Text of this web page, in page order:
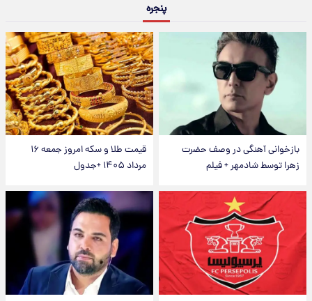
پنجره
بازخوانی آهنگی در وصف حضرت
زهرا توسط شادمهر + فیلم
قیمت طلا و سکه امروز جمعه ۱۶
مرداد ۱۴۰۵ +جدول